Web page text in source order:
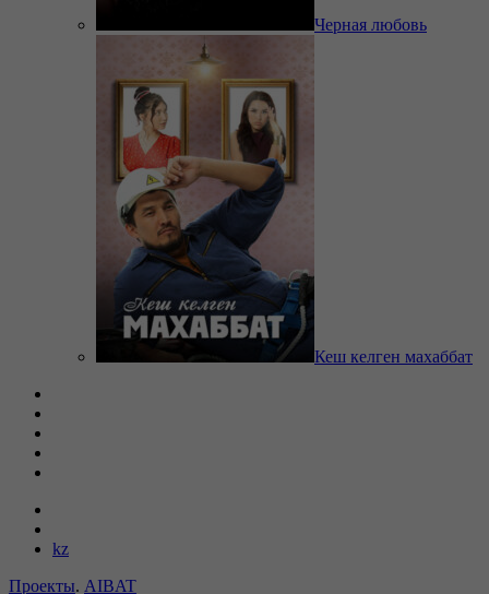
Черная любовь
Кеш келген махаббат
kz
Проекты. AIBAT